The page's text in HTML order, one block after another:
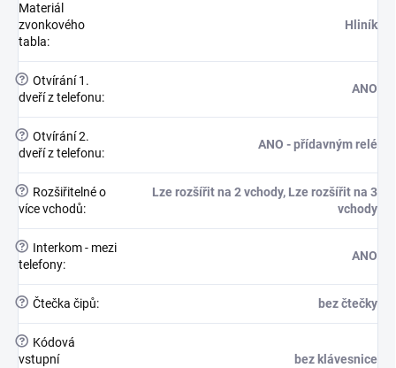
Materiál
zvonkového
tabla:
Hliník
? Otvírání 1.
dveří z telefonu:
ANO
? Otvírání 2.
dveří z telefonu:
ANO - přídavným relé
?
Rozšiřitelné o
více vchodů:
Lze rozšířit na 2 vchody, Lze rozšířit na 3
vchody
?
Interkom - mezi
telefony:
ANO
? Čtečka čipů: bez čtečky
?
Kódová
vstupní
bez klávesnice